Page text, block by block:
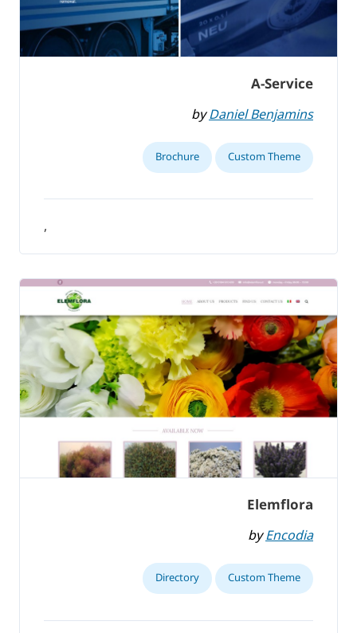
A-Service
byDaniel Benjamins
Custom Theme
Brochure
,
Elemflora
byEncodia
Custom Theme
Directory